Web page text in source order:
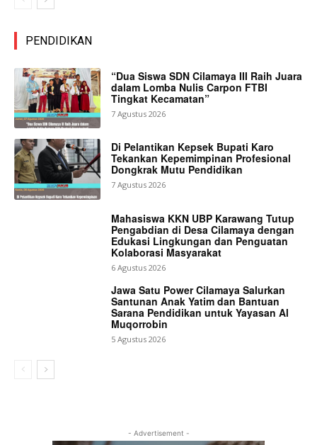
PENDIDIKAN
“Dua Siswa SDN Cilamaya III Raih Juara
dalam Lomba Nulis Carpon FTBI
Tingkat Kecamatan”
7 Agustus 2026
Di Pelantikan Kepsek Bupati Karo
Tekankan Kepemimpinan Profesional
Dongkrak Mutu Pendidikan
7 Agustus 2026
Mahasiswa KKN UBP Karawang Tutup
Pengabdian di Desa Cilamaya dengan
Edukasi Lingkungan dan Penguatan
Kolaborasi Masyarakat
6 Agustus 2026
Jawa Satu Power Cilamaya Salurkan
Santunan Anak Yatim dan Bantuan
Sarana Pendidikan untuk Yayasan Al
Muqorrobin
5 Agustus 2026
- Advertisement -